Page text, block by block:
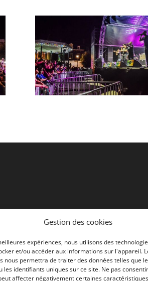
Gestion des cookies
expériences, nous utilisons des
et/ou accéder aux informations sur l'appareil.
nous permettra de traiter des données telles que
les identifiants uniques sur ce site. Ne pas
affecter négativement certaines